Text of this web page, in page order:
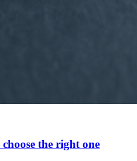
the right one